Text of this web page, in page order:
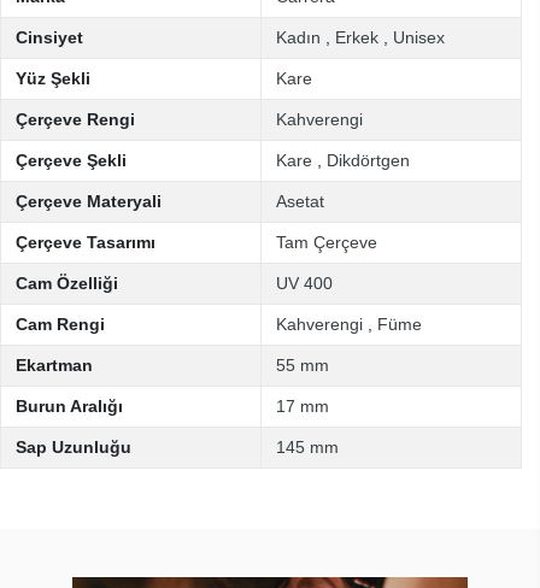
Cinsiyet Kadın Erkek Unisex
Yüz Şekli Kare
Çerçeve Rengi Kahverengi
Çerçeve Şekli Kare Dikdörtgen
Çerçeve Materyali Asetat
Çerçeve Tasarımı Tam Çerçeve
Cam Özelliği UV 400
Cam Rengi Kahverengi Füme
Ekartman 55 mm
Burun Aralığı 17 mm
Sap Uzunluğu 145 mm